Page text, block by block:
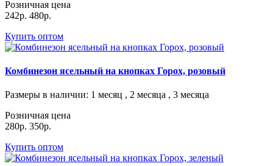
Розничная цена
242р. 480р.
Купить оптом
Комбинезон ясельный на кнопках Горох, розовый
Размеры в наличии: 1 месяц , 2 месяца , 3 месяца
Розничная цена
280р. 350р.
Купить оптом